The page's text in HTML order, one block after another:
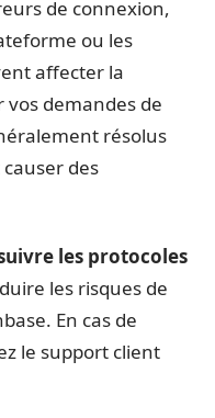
de connexion,
ou les
affecter la
vos demandes de
résolus
des
les protocoles
les risques de
En cas de
le support client